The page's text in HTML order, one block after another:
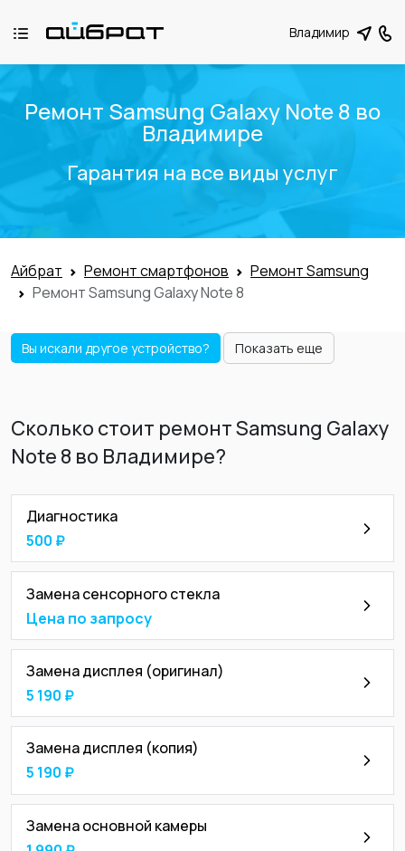
Владимир
Ремонт Samsung Galaxy Note 8 во
Владимире
Гарантия на все виды услуг
Айбрат Ремонт смартфонов
Ремонт Samsung
Ремонт Samsung Galaxy Note 8
Вы искали другое устройство? Показать еще
Сколько стоит ремонт Samsung Galaxy
Note 8 во Владимире?
Диагностика
500 ₽
Замена сенсорного стекла
Цена по запросу
Замена дисплея (оригинал)
5 190 ₽
Замена дисплея (копия)
5 190 ₽
Замена основной камеры